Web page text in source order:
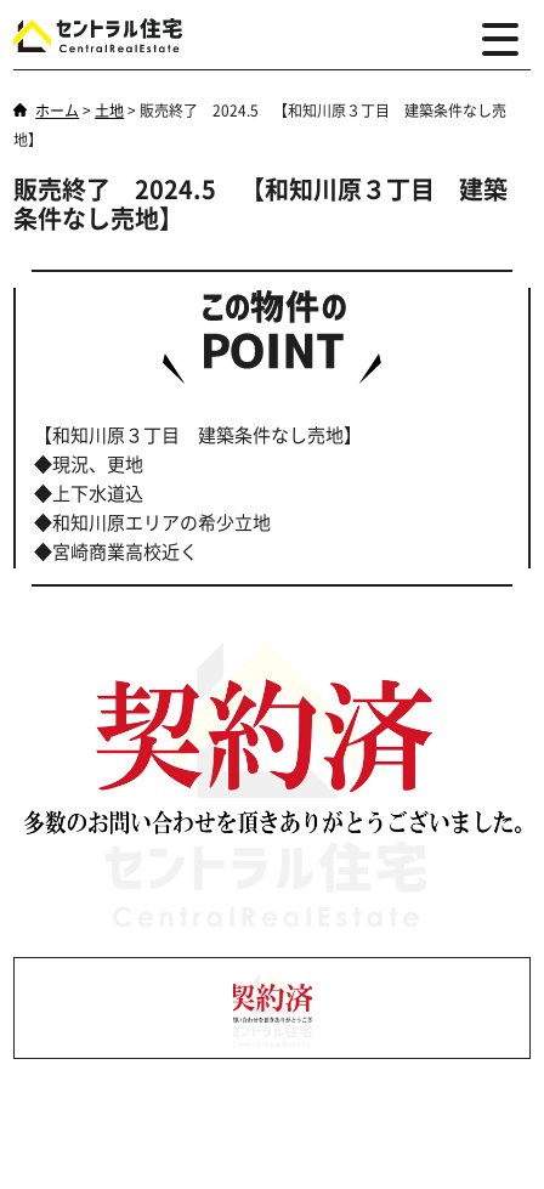
ホーム > 土地> 販売終了 2024.5 【和知川原３丁目 建築条件なし売
地】
販売終了 2024.5 【和知川原３丁目 建築
条件なし売地】
【和知川原３丁目 建築条件なし売地】
◆現況、更地
◆上下水道込
◆和知川原エリアの希少立地
◆宮崎商業高校近く